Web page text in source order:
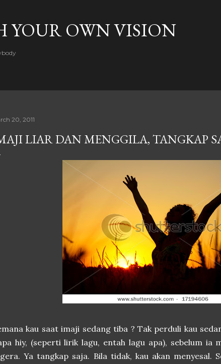
YOUR OWN VISION
20, 2011
LIAR DAN MENGGILA, TANGKAP
kau saat imaji sedang tiba ? Tak perduli kau
hiy, (seperti lirik lagu, entah lagu apa), sebelum ia
Ya tangkap saja. Bila tidak, kau akan menyesal.